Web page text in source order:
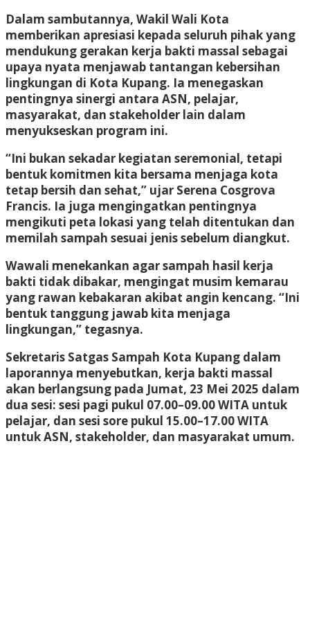
Dalam sambutannya, Wakil Wali Kota
memberikan apresiasi kepada seluruh pihak yang
mendukung gerakan kerja bakti massal sebagai
upaya nyata menjawab tantangan kebersihan
lingkungan di Kota Kupang. Ia menegaskan
pentingnya sinergi antara ASN, pelajar,
masyarakat, dan stakeholder lain dalam
menyukseskan program ini.
“Ini bukan sekadar kegiatan seremonial, tetapi
bentuk komitmen kita bersama menjaga kota
tetap bersih dan sehat,” ujar Serena Cosgrova
Francis. Ia juga mengingatkan pentingnya
mengikuti peta lokasi yang telah ditentukan dan
memilah sampah sesuai jenis sebelum diangkut.
Wawali menekankan agar sampah hasil kerja
bakti tidak dibakar, mengingat musim kemarau
yang rawan kebakaran akibat angin kencang. “Ini
bentuk tanggung jawab kita menjaga
lingkungan,” tegasnya.
Sekretaris Satgas Sampah Kota Kupang dalam
laporannya menyebutkan, kerja bakti massal
akan berlangsung pada Jumat, 23 Mei 2025 dalam
dua sesi: sesi pagi pukul 07.00–09.00 WITA untuk
pelajar, dan sesi sore pukul 15.00–17.00 WITA
untuk ASN, stakeholder, dan masyarakat umum.